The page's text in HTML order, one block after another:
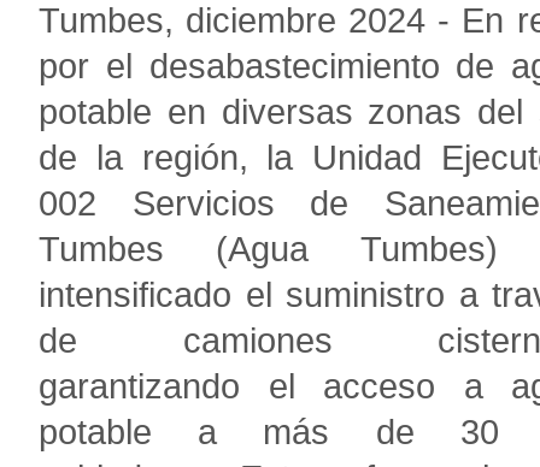
Tumbes, diciembre 2024 - En
por el desabastecimiento de
potable en diversas zonas del
de la región, la Unidad
002 Servicios de
Tumbes (Agua Tumbes)
intensificado el suministro a
de camiones
garantizando el acceso a
potable a más de 30